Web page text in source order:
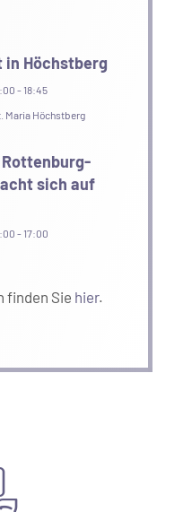
in Höchstberg
- 18:45
Maria Höchstberg
Rottenburg-
sich auf
- 17:00
finden Sie hier.